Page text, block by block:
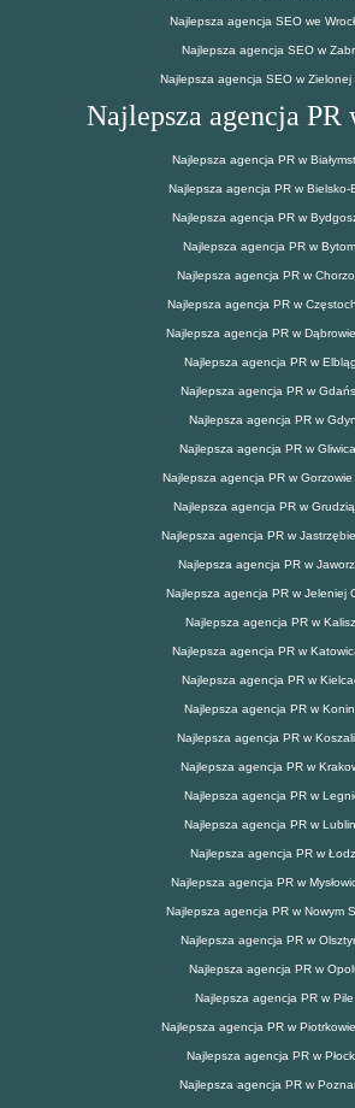
Najlepsza agencja SEO we
Najlepsza agencja SEO w
Najlepsza agencja SEO w Zielonej
Najlepsza agencja PR
Najlepsza agencja PR w
Najlepsza agencja PR w Bielsko-
Najlepsza agencja PR w
Najlepsza agencja PR w
Najlepsza agencja PR w
Najlepsza agencja PR w
Najlepsza agencja PR w
Najlepsza agencja PR w
Najlepsza agencja PR w
Najlepsza agencja PR w
Najlepsza agencja PR w
Najlepsza agencja PR w Gorzowie
Najlepsza agencja PR w
Najlepsza agencja PR w
Najlepsza agencja PR w
Najlepsza agencja PR w Jeleniej
Najlepsza agencja PR w
Najlepsza agencja PR w
Najlepsza agencja PR w
Najlepsza agencja PR w
Najlepsza agencja PR w
Najlepsza agencja PR w
Najlepsza agencja PR w
Najlepsza agencja PR w
Najlepsza agencja PR w
Najlepsza agencja PR w
Najlepsza agencja PR w Nowym
Najlepsza agencja PR w
Najlepsza agencja PR w
Najlepsza agencja PR w Pile
Najlepsza agencja PR w Piotrkowie
Najlepsza agencja PR w
Najlepsza agencja PR w